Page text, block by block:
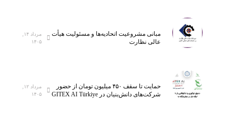
مبانی مشروعیت اتحادیه‌ها و مسئولیت هیأت
عالی نظارت
مرداد ۱۴,
۱۴۰۵
حمایت تا سقف ۴۵۰ میلیون تومان از حضور
شرکت‌های دانش‌بنیان در GITEX AI Türkiye
مرداد ۱۲,
۱۴۰۵